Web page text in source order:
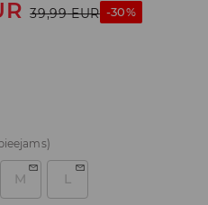
39,99 EUR -30%
M L